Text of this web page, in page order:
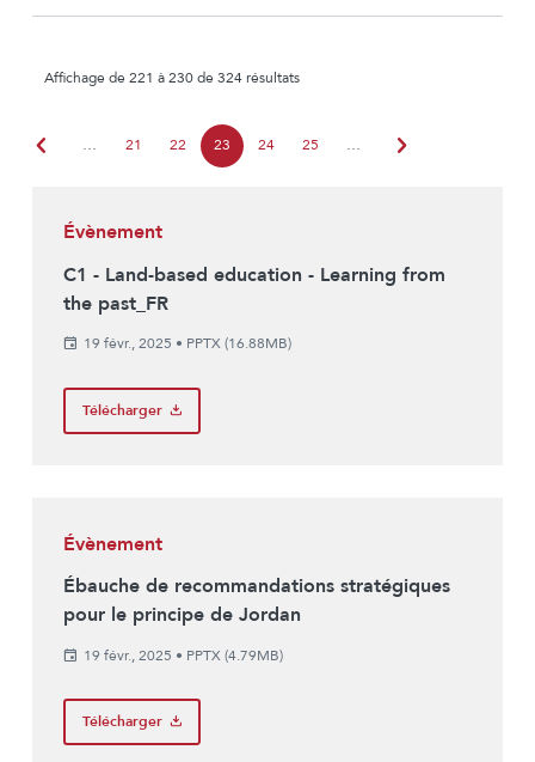
Affichage de 221 à 230 de 324 résultats
chevron_left … 21 22 23 24 25 … chevron_right
Évènement
C1 - Land-based education - Learning from
the past_FR
19 févr., 2025 • PPTX (16.88MB)
Télécharger
Évènement
Ébauche de recommandations stratégiques
pour le principe de Jordan
19 févr., 2025 • PPTX (4.79MB)
Télécharger